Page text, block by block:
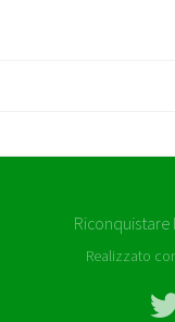
Riconquistare
Realizzato